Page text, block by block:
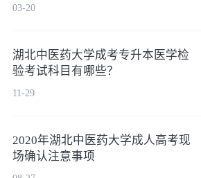
03-20
湖北中医药大学成考专升本医学检
验考试科目有哪些？
11-29
2020年湖北中医药大学成人高考现
场确认注意事项